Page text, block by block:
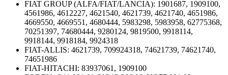
FIAT GROUP (ALFA/FIAT/LANCIA): 1901687, 1909100,
4561986, 4612227, 4621540, 4621739, 4621740, 4651986,
4669550, 4669551, 4680444, 5983298, 5983958, 62775368,
70251397, 74680444, 9280124, 9819500, 9918114,
9918144, 9918184, 9924318
FIAT-ALLIS: 4621739, 709924318, 74621739, 74621740,
74651986
FIAT-HITACHI: 83937061, 1909100